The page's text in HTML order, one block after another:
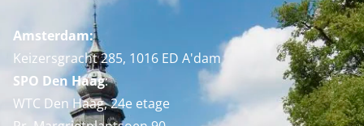
Amsterdam:
Keizersgracht 285, 1016 ED A'dam
SPO Den Haag:
WTC Den Haag, 24e etage